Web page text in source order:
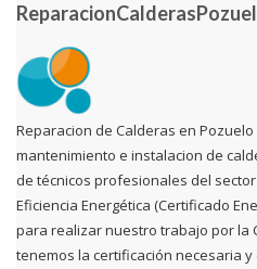
Reparacion de Calderas en
mantenimiento e instalacion de
de técnicos profesionales del
Eficiencia Energética (Certificado
para realizar nuestro trabajo por la
tenemos la certificación necesaria